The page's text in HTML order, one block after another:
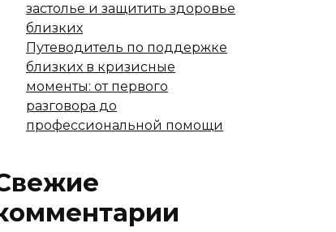
застолье и защитить здоровье
близких
Путеводитель по поддержке
близких в кризисные
моменты: от первого
разговора до
профессиональной помощи